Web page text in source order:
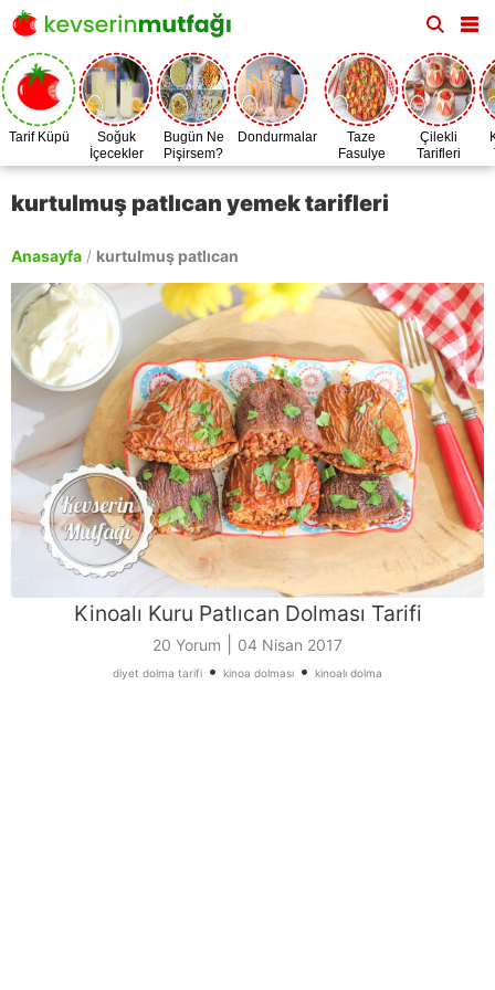
Tarif Küpü
Soğuk
İçecekler
Bugün Ne
Pişirsem?
Dondurmalar
Taze
Fasulye
Zamanı
Çilekli
Tarifleri
kurtulmuş patlıcan yemek tarifleri
Anasayfa / kurtulmuş patlıcan
Kinoalı Kuru Patlıcan Dolması Tarifi
20 Yorum 04 Nisan 2017
diyet dolma tarifi • kinoa dolması • kinoalı dolma